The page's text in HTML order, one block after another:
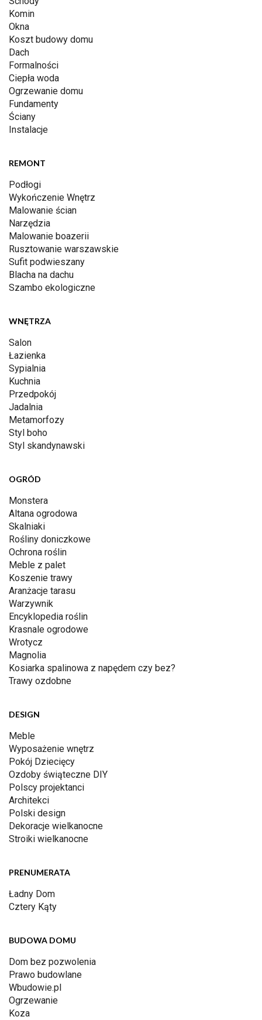
Komin
Okna
Koszt budowy domu
Dach
Formalności
Ciepła woda
Ogrzewanie domu
Fundamenty
Ściany
Instalacje
REMONT
Podłogi
Wykończenie Wnętrz
Malowanie ścian
Narzędzia
Malowanie boazerii
Rusztowanie warszawskie
Sufit podwieszany
Blacha na dachu
Szambo ekologiczne
WNĘTRZA
Salon
Łazienka
Sypialnia
Kuchnia
Przedpokój
Jadalnia
Metamorfozy
Styl boho
Styl skandynawski
OGRÓD
Monstera
Altana ogrodowa
Skalniaki
Rośliny doniczkowe
Ochrona roślin
Meble z palet
Koszenie trawy
Aranżacje tarasu
Warzywnik
Encyklopedia roślin
Krasnale ogrodowe
Wrotycz
Magnolia
Kosiarka spalinowa z napędem czy bez?
Trawy ozdobne
DESIGN
Meble
Wyposażenie wnętrz
Pokój Dziecięcy
Ozdoby świąteczne DIY
Polscy projektanci
Architekci
Polski design
Dekoracje wielkanocne
Stroiki wielkanocne
PRENUMERATA
Ładny Dom
Cztery Kąty
BUDOWA DOMU
Dom bez pozwolenia
Prawo budowlane
Wbudowie.pl
Ogrzewanie
Koza